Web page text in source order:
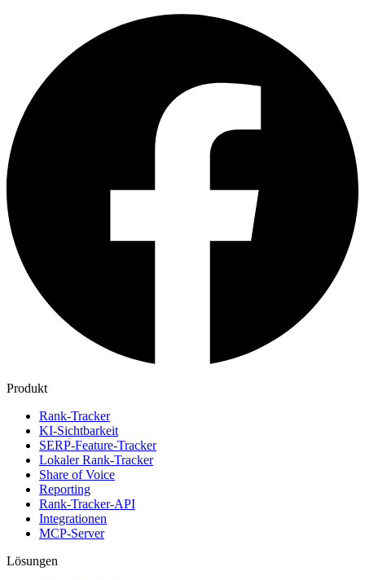
Produkt
Rank-Tracker
KI-Sichtbarkeit
SERP-Feature-Tracker
Lokaler Rank-Tracker
Share of Voice
Reporting
Rank-Tracker-API
Integrationen
MCP-Server
Lösungen